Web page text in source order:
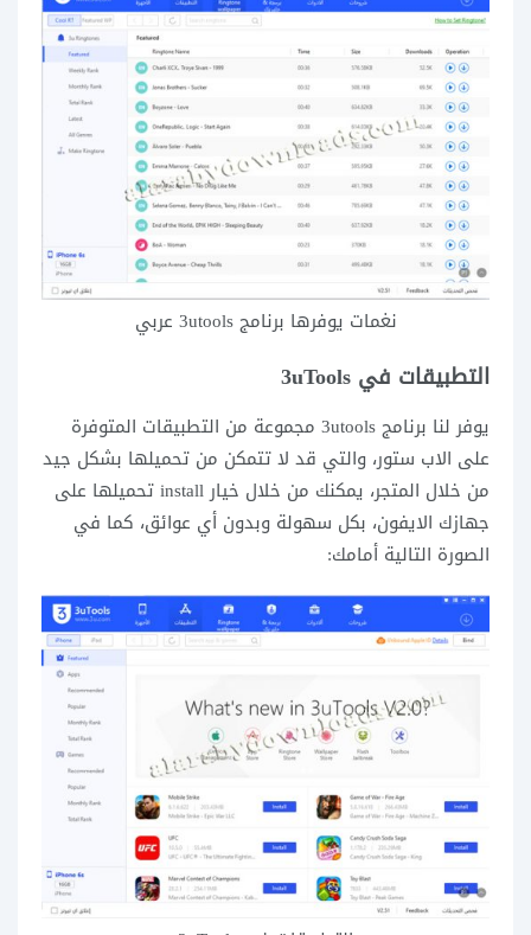
نغمات يوفرها برنامج 3utools عربي
التطبيقات في 3uTools
يوفر لنا برنامج 3utools مجموعة من التطبيقات المتوفرة
على الاب ستور، والتي قد لا تتمكن من تحميلها بشكل جيد
من خلال المتجر، يمكنك من خلال خيار install تحميلها على
جهازك الايفون، بكل سهولة وبدون أي عوائق، كما في
الصورة التالية أمامك: